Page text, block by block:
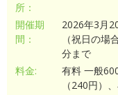
所：
開催期
間：
2026年3月
（祝日の
分まで
料金:
有料 一般
（240円）